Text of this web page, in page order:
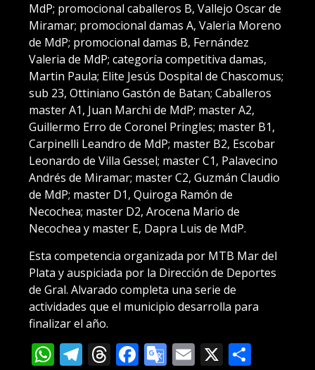
MdP; promocional caballeros B, Vallejo Oscar de
Miramar; promocional damas A, Valeria Moreno
de MdP; promocional damas B, Fernández
Valeria de MdP; categoría competitiva damas,
Martin Paula; Elite Jesús Dospital de Chascomus;
sub 23, Ottiniano Gastón de Batan; Caballeros
master A1, Juan Marchi de MdP; master A2,
Guillermo Erro de Coronel Pringles; master B1,
Carpinelli Leandro de MdP; master B2, Escobar
Leonardo de Villa Gessel; master C1, Palavecino
Andrés de Miramar; master C2, Guzmán Claudio
de MdP; master D1, Quiroga Ramón de
Necochea; master D2, Arocena Mario de
Necochea y master E, Dapra Luis de MdP.
Esta competencia organizada por MTB Mar del
Plata y auspiciada por la Dirección de Deportes
de Gral. Alvarado completa una serie de
actividades que el municipio desarrolla para
finalizar el año.
WhatsApp
Telegram
Threads
Facebook
Google
Email
X